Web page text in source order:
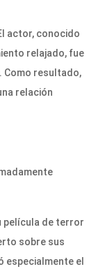
actor, conocido
relajado, fue
Como resultado,
relación
película de terror
sobre sus
especialmente el